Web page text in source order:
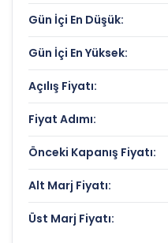
Piyasa Değeri/Defter
USAK SERAMIK
Seviyeler
Bugün Gördüğü En
Son 1 Yılın Zirvesi:
Son 1 Yılın Dibi:
Gün İçi En Düşük:
Gün İçi En Yüksek:
Açılış Fiyatı:
Fiyat Adımı:
Önceki Kapanış Fiyatı:
Alt Marj Fiyatı:
Üst Marj Fiyatı: